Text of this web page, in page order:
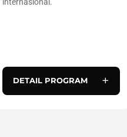
DETAIL PROGRAM +